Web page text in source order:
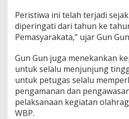
Peristiwa ini telah terjadi
diperingati dari tahun ke
Pemasyarakata,” ujar Gun
Gun Gun juga menekankan
untuk selalu menjunjung
untuk petugas selalu
pengamanan dan
pelaksanaan kegiatan
WBP.